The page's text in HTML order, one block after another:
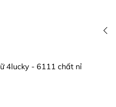
4lucky - 6111 chất nỉ